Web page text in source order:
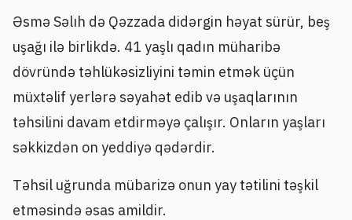
Əsmə Səlıh də Qəzzada didərgin həyat sürür, beş
uşağı ilə birlikdə. 41 yaşlı qadın müharibə
dövründə təhlükəsizliyini təmin etmək üçün
müxtəlif yerlərə səyahət edib və uşaqlarının
təhsilini davam etdirməyə çalışır. Onların yaşları
səkkizdən on yeddiyə qədərdir.
Təhsil uğrunda mübarizə onun yay tətilini təşkil
etməsində əsas amildir.